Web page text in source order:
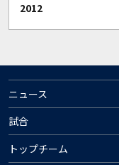
2012
ニュース
試合
トップチーム